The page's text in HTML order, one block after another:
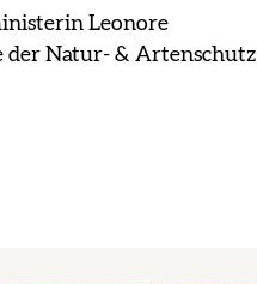
Leonore
der Natur- & Artenschutz